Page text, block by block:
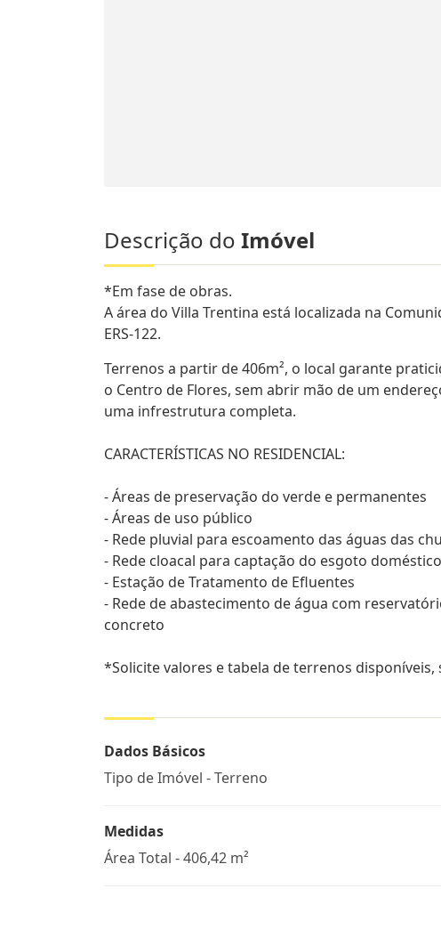
Descrição do Imóvel
*Em fase de obras.
A área do Villa Trentina está localizada na
ERS-122.
Terrenos a partir de 406m², o local garante
o Centro de Flores, sem abrir mão de um
uma infrestrutura completa.
CARACTERÍSTICAS NO RESIDENCIAL:
- Áreas de preservação do verde e permanentes
- Áreas de uso público
- Rede pluvial para escoamento das águas das
- Rede cloacal para captação do esgoto doméstico
- Estação de Tratamento de Efluentes
- Rede de abastecimento de água com
concreto
*Solicite valores e tabela de terrenos disponíveis,
Dados Básicos
Tipo de Imóvel - Terreno
Medidas
Área Total - 406,42 m²